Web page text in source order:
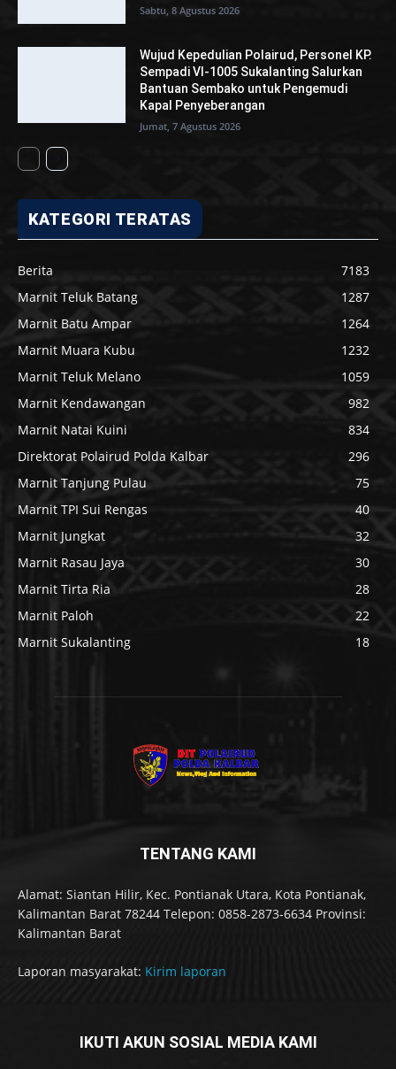
Sabtu, 8 Agustus 2026
Wujud Kepedulian Polairud, Personel KP.
Sempadi VI-1005 Sukalanting Salurkan
Bantuan Sembako untuk Pengemudi
Kapal Penyeberangan
Jumat, 7 Agustus 2026
KATEGORI TERATAS
Berita
7183
Marnit Teluk Batang
1287
Marnit Batu Ampar
1264
Marnit Muara Kubu
1232
Marnit Teluk Melano
1059
Marnit Kendawangan
982
Marnit Natai Kuini
834
Direktorat Polairud Polda Kalbar
296
Marnit Tanjung Pulau
75
Marnit TPI Sui Rengas
40
Marnit Jungkat
32
Marnit Rasau Jaya
30
Marnit Tirta Ria
28
Marnit Paloh
22
Marnit Sukalanting
18
TENTANG KAMI
Alamat: Siantan Hilir, Kec. Pontianak Utara, Kota Pontianak,
Kalimantan Barat 78244 Telepon: 0858-2873-6634 Provinsi:
Kalimantan Barat
Laporan masyarakat: Kirim laporan
IKUTI AKUN SOSIAL MEDIA KAMI